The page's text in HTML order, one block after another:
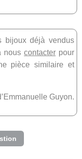
bijoux déjà vendus
nous contacter pour
pièce similaire et
Guyon.